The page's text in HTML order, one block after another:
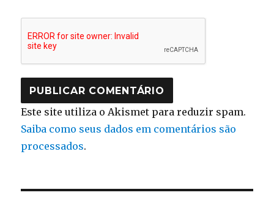
Este site utiliza o Akismet para reduzir spam.
Saiba como seus dados em comentários são
processados.